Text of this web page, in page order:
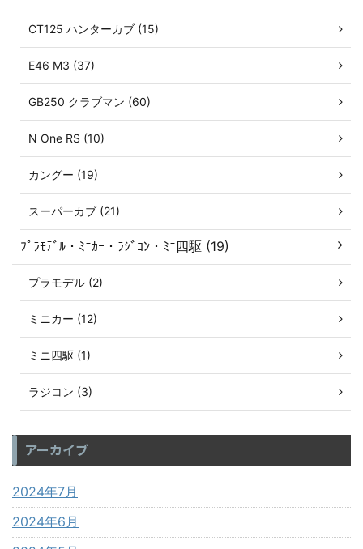
CT125 ハンターカブ (15)
E46 M3 (37)
GB250 クラブマン (60)
N One RS (10)
カングー (19)
スーパーカブ (21)
ﾌﾟﾗﾓﾃﾞﾙ・ﾐﾆｶｰ・ﾗｼﾞｺﾝ・ﾐﾆ四駆 (19)
プラモデル (2)
ミニカー (12)
ミニ四駆 (1)
ラジコン (3)
アーカイブ
2024年7月
2024年6月